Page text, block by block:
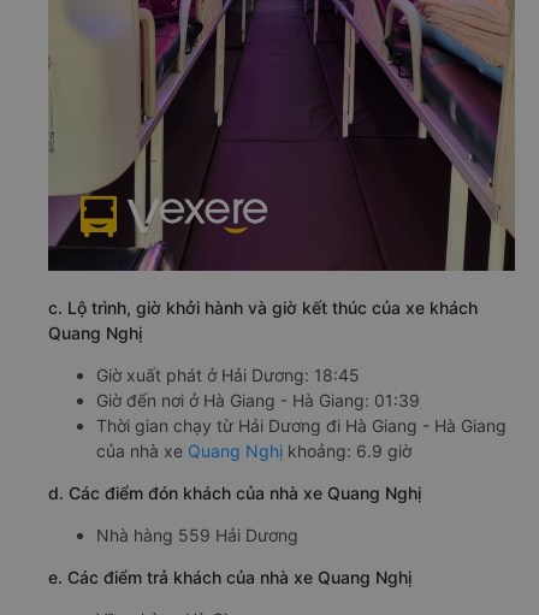
c. Lộ trình, giờ khởi hành và giờ kết thúc của xe khách
Quang Nghị
Giờ xuất phát ở Hải Dương: 18:45
Giờ đến nơi ở Hà Giang - Hà Giang: 01:39
Thời gian chạy từ Hải Dương đi Hà Giang - Hà Giang
của nhà xe Quang Nghị khoảng: 6.9 giờ
d. Các điểm đón khách của nhà xe Quang Nghị
Nhà hàng 559 Hải Dương
e. Các điểm trả khách của nhà xe Quang Nghị